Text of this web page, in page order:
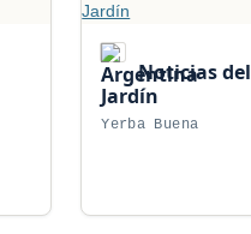
Noticias del
Jardín
Yerba Buena